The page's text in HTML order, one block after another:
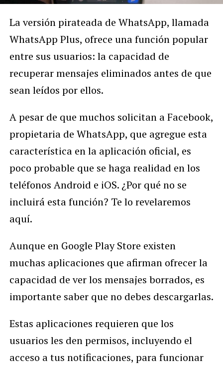
La versión pirateada de WhatsApp, llamada
WhatsApp Plus, ofrece una función popular
entre sus usuarios: la capacidad de
recuperar mensajes eliminados antes de que
sean leídos por ellos.
A pesar de que muchos solicitan a Facebook,
propietaria de WhatsApp, que agregue esta
característica en la aplicación oficial, es
poco probable que se haga realidad en los
teléfonos Android e iOS. ¿Por qué no se
incluirá esta función? Te lo revelaremos
aquí.
Aunque en Google Play Store existen
muchas aplicaciones que afirman ofrecer la
capacidad de ver los mensajes borrados, es
importante saber que no debes descargarlas.
Estas aplicaciones requieren que los
usuarios les den permisos, incluyendo el
acceso a tus notificaciones, para funcionar